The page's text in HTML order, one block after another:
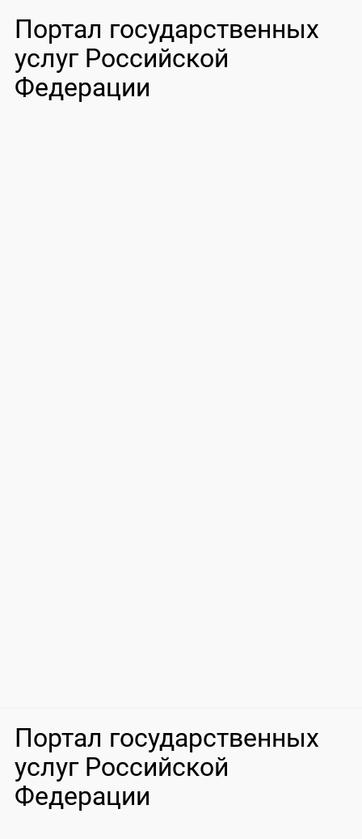
Портал государственных
услуг Российской
Федерации
Портал государственных
услуг Российской
Федерации